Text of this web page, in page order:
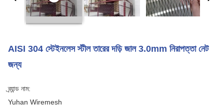
AISI 304 স্টেইনলেস স্টীল তারের দড়ি জাল 3.0mm নিরাপত্তা নেট
জন্য
ব্র্যান্ড নাম:
Yuhan Wiremesh